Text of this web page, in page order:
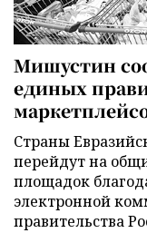
Мишустин
единых
Страны
перейдут на
площадок
электронной
правительства